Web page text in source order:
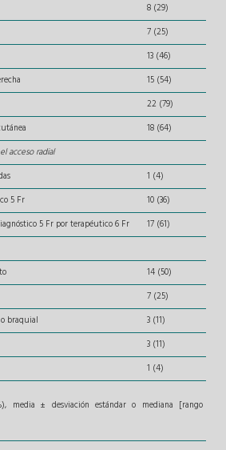
8 (29)
7 (25)
13 (46)
15 (54)
22 (79)
18 (64)
acceso radial
1 (4)
5 Fr
10 (36)
5 Fr por terapéutico 6 Fr
17 (61)
14 (50)
7 (25)
braquial
3 (11)
3 (11)
1 (4)
media ± desviación estándar o mediana [rango